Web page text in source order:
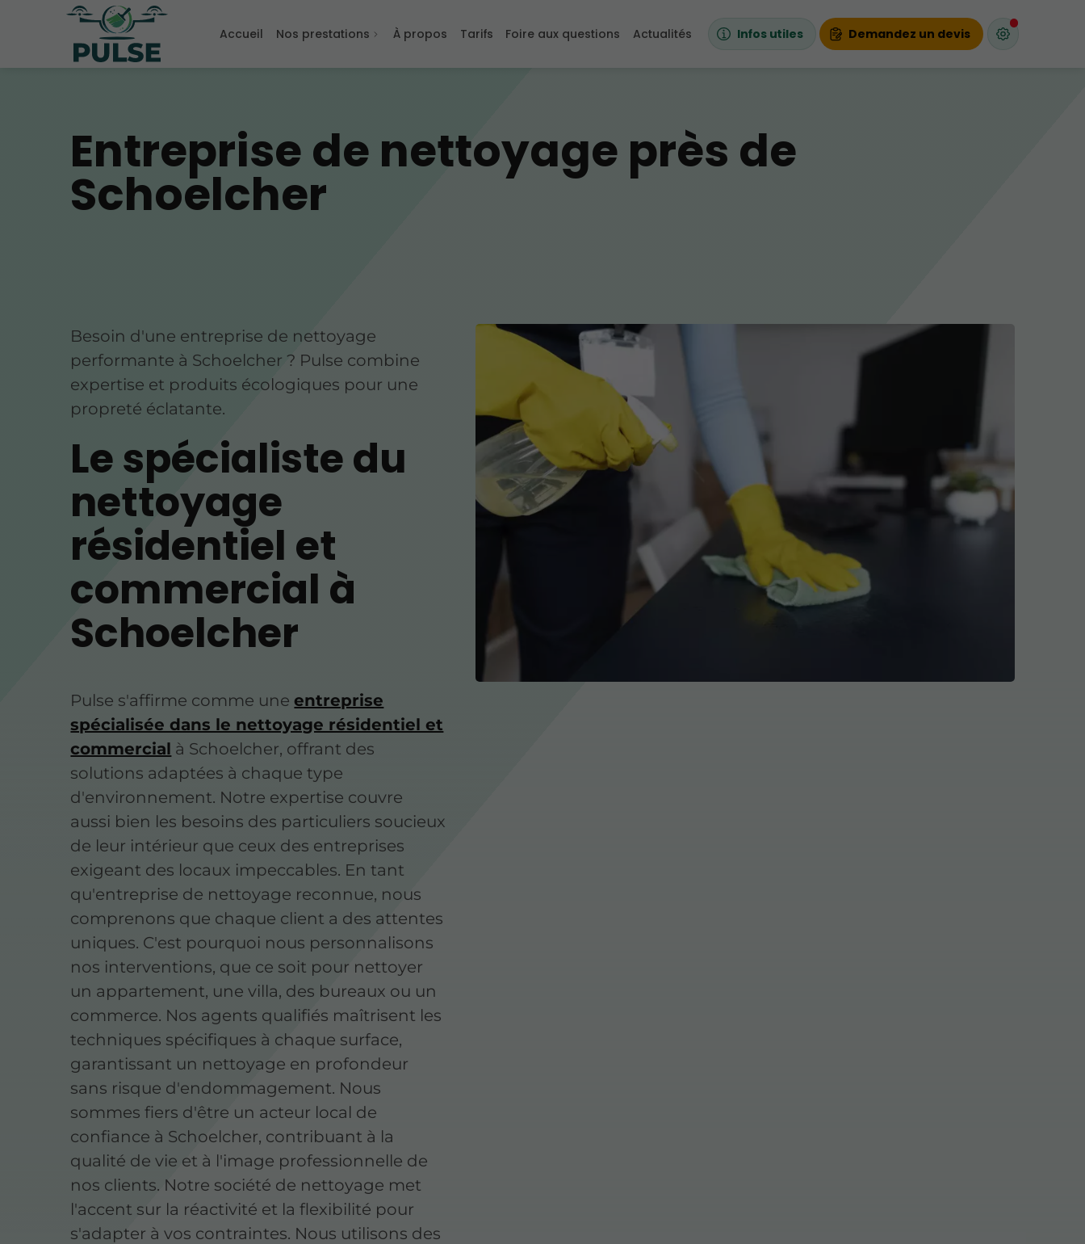
Accueil Nos prestations À propos Tarifs Foire aux questions Actualités Infos utiles Demandez un devis
Entreprise de nettoyage près de
Schoelcher
Besoin d'une entreprise de nettoyage
performante à Schoelcher ? Pulse combine
expertise et produits écologiques pour une
propreté éclatante.
Le spécialiste du
nettoyage
résidentiel et
commercial à
Schoelcher
Pulse s'affirme comme uneentreprise
spécialisée dans le nettoyage résidentiel et
commercial à Schoelcher, offrant des
solutions adaptées à chaque type
d'environnement. Notre expertise couvre
aussi bien les besoins des particuliers soucieux
de leur intérieur que ceux des entreprises
exigeant des locaux impeccables. En tant
qu'entreprise de nettoyage reconnue, nous
comprenons que chaque client a des attentes
uniques. C'est pourquoi nous personnalisons
nos interventions, que ce soit pour nettoyer
un appartement, une villa, des bureaux ou un
commerce. Nos agents qualifiés maîtrisent les
techniques spécifiques à chaque surface,
garantissant un nettoyage en profondeur
sans risque d'endommagement. Nous
sommes fiers d'être un acteur local de
confiance à Schoelcher, contribuant à la
qualité de vie et à l'image professionnelle de
nos clients. Notre société de nettoyage met
l'accent sur la réactivité et la flexibilité pour
s'adapter à vos contraintes. Nous utilisons des